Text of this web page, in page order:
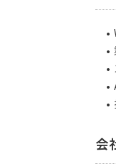
•
•
•
•
•
会